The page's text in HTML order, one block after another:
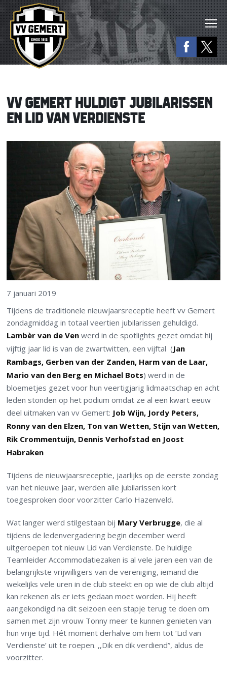
VV GEMERT HULDIGT JUBILARISSEN
EN LID VAN VERDIENSTE
7 januari 2019
Tijdens de traditionele nieuwjaarsreceptie heeft vv Gemert
zondagmiddag in totaal veertien jubilarissen gehuldigd.
Lambèr van de Ven werd in de spotlights gezet omdat hij
vijftig jaar lid is van de zwartwitten, een vijftal (Jan
Rambags, Gerben van der Zanden, Harm van de Laar,
Mario van den Berg en Michael Bots) werd in de
bloemetjes gezet voor hun veertigjarig lidmaatschap en acht
leden stonden op het podium omdat ze al een kwart eeuw
deel uitmaken van vv Gemert: Job Wijn, Jordy Peters,
Ronny van den Elzen, Ton van Wetten, Stijn van Wetten,
Rik Crommentuijn, Dennis Verhofstad en Joost
Habraken
Tijdens de nieuwjaarsreceptie, jaarlijks op de eerste zondag
van het nieuwe jaar, werden alle jubilarissen kort
toegesproken door voorzitter Carlo Hazenveld.
Wat langer werd stilgestaan bij Mary Verbrugge, die al
tijdens de ledenvergadering begin december werd
uitgeroepen tot nieuw Lid van Verdienste. De huidige
Teamleider Accommodatiezaken is al vele jaren een van de
belangrijkste vrijwilligers van de vereniging, iemand die
wekelijks vele uren in de club steekt en op wie de club altijd
kan rekenen als er iets gedaan moet worden. Hij heeft
aangekondigd na dit seizoen een stapje terug te doen om
samen met zijn vrouw Tonny meer te kunnen genieten van
hun vrije tijd. Hét moment derhalve om hem tot ‘Lid van
Verdienste’ uit te roepen. ,,Dik en dik verdiend”, aldus de
voorzitter.